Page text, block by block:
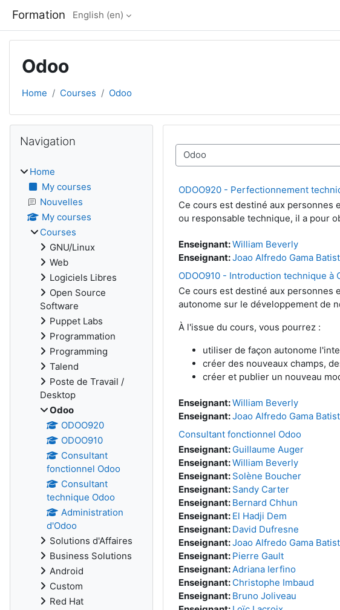
Formation English ‎(en)‎
Odoo
Home Courses Odoo
Course categories
ODOO920 - Perfectionnement
Ce cours est destiné aux personnes
ou responsable technique, il a pour
Enseignant:William Beverly
Enseignant:Joao Alfredo Gama
ODOO910 - Introduction technique à
Ce cours est destiné aux personnes
autonome sur le développement de
À l'issue du cours, vous pourrez :
utiliser de façon autonome
créer des nouveaux champs,
créer et publier un nouveau
Enseignant:William Beverly
Enseignant:Joao Alfredo Gama
Consultant fonctionnel Odoo
Enseignant: Guillaume Auger
Enseignant:William Beverly
Enseignant: Solène Boucher
Enseignant: Sandy Carter
Enseignant: Bernard Chhun
Enseignant: El Hadji Dem
Enseignant: David Dufresne
Enseignant:Joao Alfredo Gama
Enseignant: Pierre Gault
Enseignant: Adriana Ierfino
Enseignant: Christophe Imbaud
Enseignant: Bruno Joliveau
Blocks
Navigation
Home
My courses
Nouvelles
My courses
Courses
GNU/Linux
Web
Logiciels Libres
Open Source
Software
Puppet Labs
Programmation
Programming
Talend
Poste de Travail /
Desktop
Odoo
ODOO920
ODOO910
Consultant
fonctionnel Odoo
Consultant
technique Odoo
Administration
d'Odoo
Solutions d'Affaires
Business Solutions
Android
Custom
Red Hat